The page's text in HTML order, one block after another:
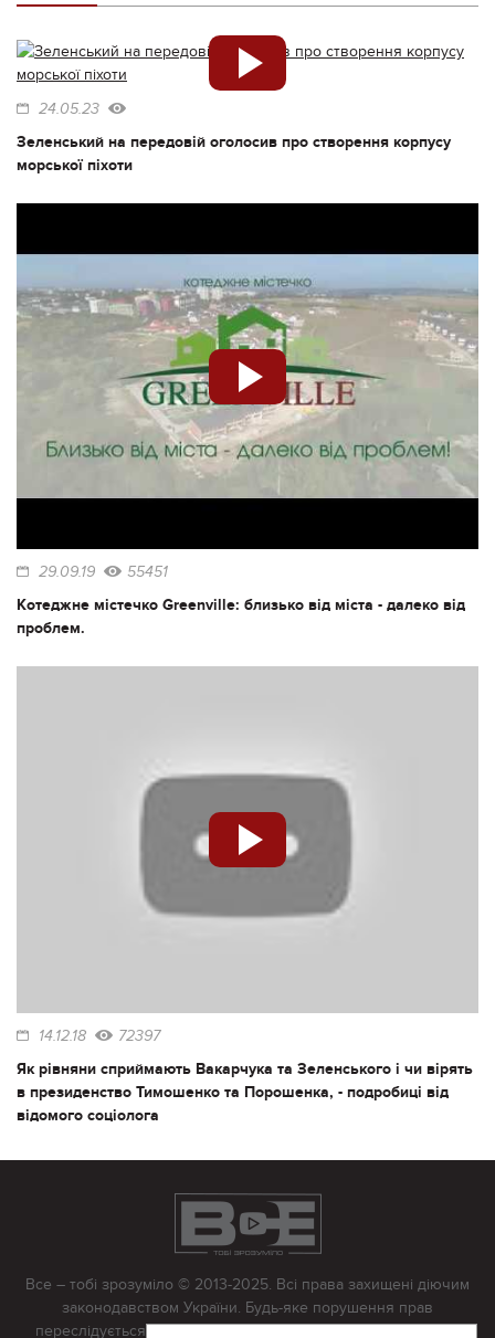
24.05.23
Зеленський на передовій оголосив про створення корпусу
морської піхоти
29.09.19 55451
Котеджне містечко Greenville: близько від міста - далеко від
проблем.
14.12.18 72397
Як рівняни сприймають Вакарчука та Зеленського і чи вірять
в президенство Тимошенко та Порошенка, - подробиці від
відомого соціолога
Все – тобі зрозуміло © 2013-2025. Всі права захищені діючим
законодавством України. Будь-яке порушення прав
переслідується в судовому порядку. Будь-яке відтворення